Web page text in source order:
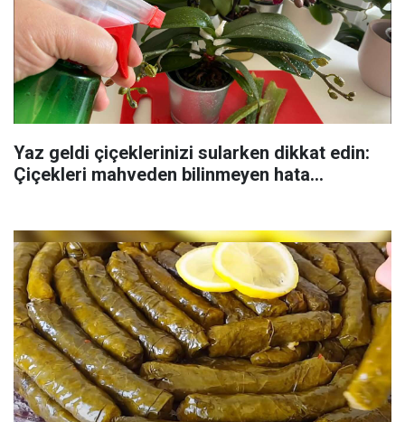
Yaz geldi çiçeklerinizi sularken dikkat edin:
Çiçekleri mahveden bilinmeyen hata...